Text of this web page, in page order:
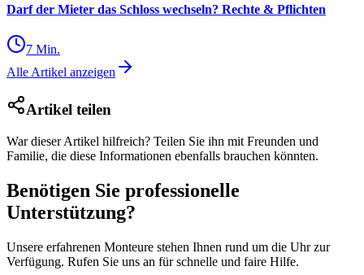
Darf der Mieter das Schloss wechseln? Rechte & Pflichten
7 Min.
Alle Artikel anzeigen
Artikel teilen
War dieser Artikel hilfreich? Teilen Sie ihn mit Freunden und
Familie, die diese Informationen ebenfalls brauchen könnten.
Benötigen Sie professionelle
Unterstützung?
Unsere erfahrenen Monteure stehen Ihnen rund um die Uhr zur
Verfügung. Rufen Sie uns an für schnelle und faire Hilfe.